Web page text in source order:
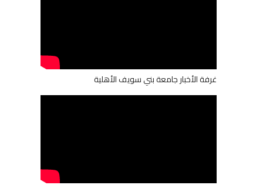
غرفة الأخبار جامعة بني سويف الأهلية